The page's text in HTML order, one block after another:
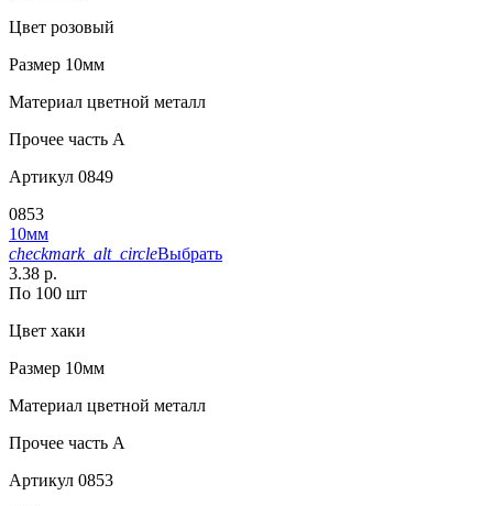
Цвет розовый
Размер 10мм
Материал цветной металл
Прочее часть A
Артикул 0849
0853
10мм
checkmark_alt_circleВыбрать
3.38 р.
По 100 шт
Цвет хаки
Размер 10мм
Материал цветной металл
Прочее часть A
Артикул 0853